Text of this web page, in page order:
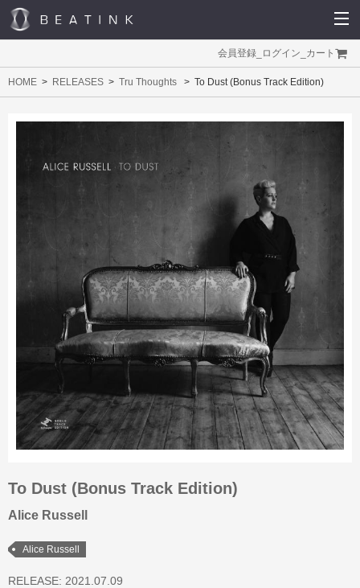
会員登録 ログイン カート
HOME RELEASES Tru Thoughts To Dust (Bonus Track Edition)
To Dust (Bonus Track Edition)
Alice Russell
Alice Russell
RELEASE: 2021.07.09